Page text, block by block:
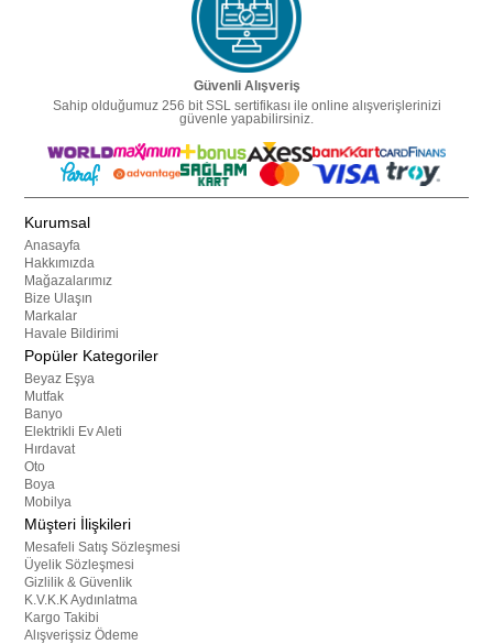
Güvenli Alışveriş
Sahip olduğumuz 256 bit SSL sertifikası ile online alışverişlerinizi
güvenle yapabilirsiniz.
Kurumsal
Anasayfa
Hakkımızda
Mağazalarımız
Bize Ulaşın
Markalar
Havale Bildirimi
Popüler Kategoriler
Beyaz Eşya
Mutfak
Banyo
Elektrikli Ev Aleti
Hırdavat
Oto
Boya
Mobilya
Müşteri İlişkileri
Mesafeli Satış Sözleşmesi
Üyelik Sözleşmesi
Gizlilik & Güvenlik
K.V.K.K Aydınlatma
Kargo Takibi
Alışverişsiz Ödeme